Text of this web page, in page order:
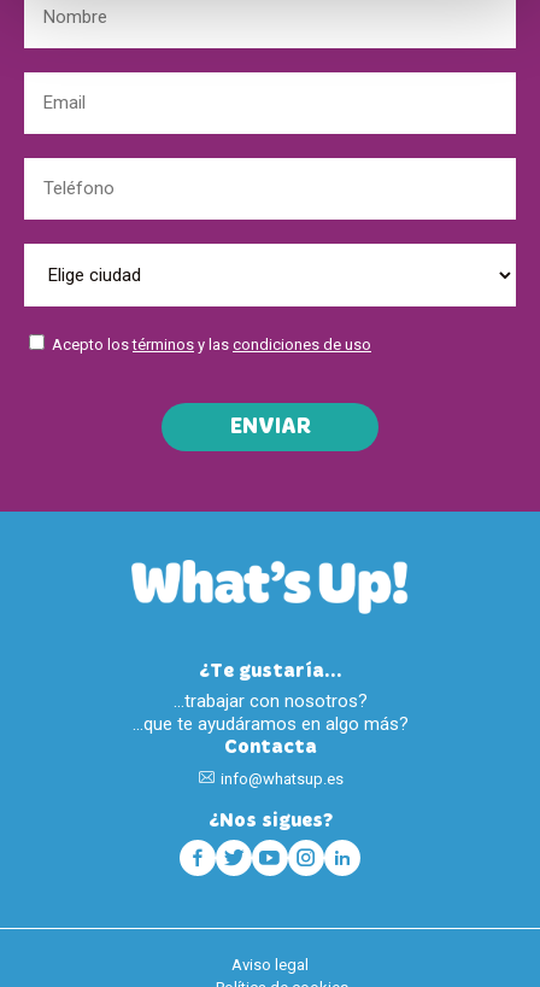
Acepto lostérminos y las condiciones de uso
ENVIAR
¿Te gustaría...
…trabajar con nosotros?
…que te ayudáramos en algo más?
Contacta
info@whatsup.es
¿Nos sigues?
Aviso legal